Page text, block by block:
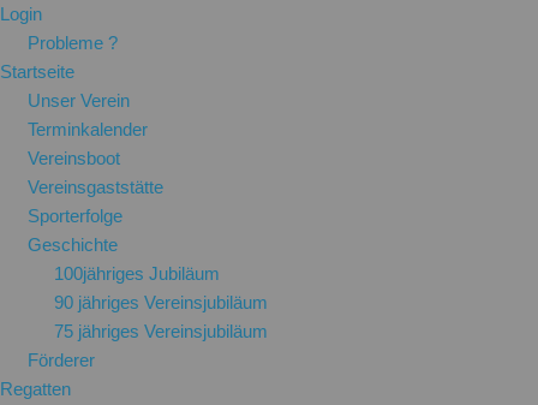
Login
Probleme ?
Startseite
Unser Verein
Terminkalender
Vereinsboot
Vereinsgaststätte
Sporterfolge
Geschichte
100jähriges Jubiläum
90 jähriges Vereinsjubiläum
75 jähriges Vereinsjubiläum
Förderer
Regatten